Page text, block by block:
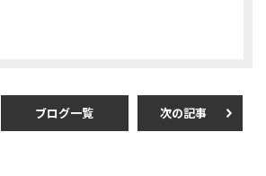
ブログ一覧 次の記事